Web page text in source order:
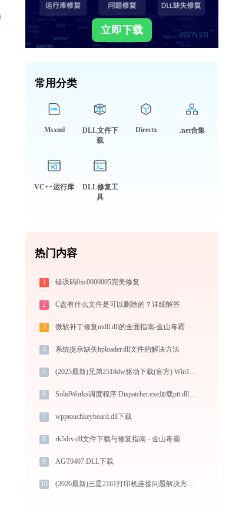
立即下载
常用分类
Msxml
DLL文件下
载
Directx .net合集
VC++运行库
DLL修复工
具
热门内容
1 错误码0xc0000005完美修复
2 C盘有什么文件是可以删除的？详细解答
3 微软补丁修复ntdll.dll的全面指南-金山毒霸
4 系统提示缺失hploader.dll文件的解决方法
5 (2025最新)兄弟2518dw驱动下载(官方) Win10/Win11支持
6 SolidWorks调度程序 Dispatcher.exe加载ptt.dll文件丢失处理办法
7 wpptouchkeyboard.dll下载
8 rk5drv.dll文件下载与修复指南 - 金山毒霸
9 AGT0407.DLL下载
10 (2026最新)三星2161打印机连接问题解决方法-金山毒霸